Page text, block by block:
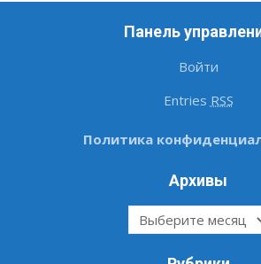
Панель
Войти
Entries RSS
Политика
Архивы
Архивы